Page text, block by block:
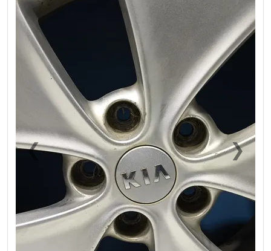
❮Previous ❯Next